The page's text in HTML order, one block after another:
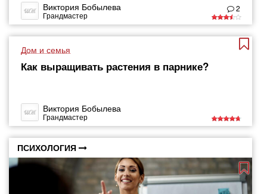
Виктория Бобылева
Грандмастер
2
Дом и семья
Как выращивать растения в парнике?
Виктория Бобылева
Грандмастер
ПСИХОЛОГИЯ